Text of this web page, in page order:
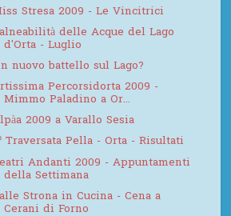
Stresa 2009 - Le Vincitrici
delle Acque del Lago
d'Orta - Luglio
nuovo battello sul Lago?
Percorsidorta 2009 -
Mimmo Paladino a Or...
2009 a Varallo Sesia
Traversata Pella - Orta - Risultati
Andanti 2009 - Appuntamenti
della Settimana
Strona in Cucina - Cena a
Cerani di Forno